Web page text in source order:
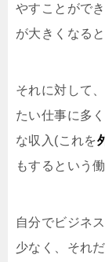
やすことがで
が大きくなる
それに対して
たい仕事に多
な収入(これを
もするという
自分でビジネ
少なく、それ